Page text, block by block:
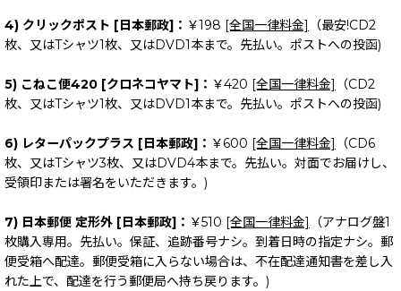
4) クリックポスト [日本郵政]： ￥198 [全国一律料金]
（最安!CD2
枚、又はTシャツ1枚、又はDVD1本まで。先払い。ポストへの投函)
5) こねこ便420 [クロネコヤマト]： ￥420 [全国一律料金]
（CD2
枚、又はTシャツ1枚、又はDVD1本まで。先払い。ポストへの投函)
6) レターパックプラス [日本郵政]： ￥600 [全国一律料金]
（CD6
枚、又はTシャツ3枚、又はDVD4本まで。先払い。対面でお届けし、
受領印または署名をいただきます。)
7) 日本郵便 定形外 [日本郵政]： ￥510 [全国一律料金]
（アナログ盤1
枚購入専用。先払い。保証、追跡番号ナシ。到着日時の指定ナシ。郵
便受箱へ配達。郵便受箱に入らない場合は、不在配達通知書を差し入
れた上で、配達を行う郵便局へ持ち戻ります。)